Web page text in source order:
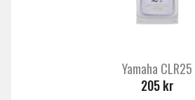
Yamaha CLR25
205 kr